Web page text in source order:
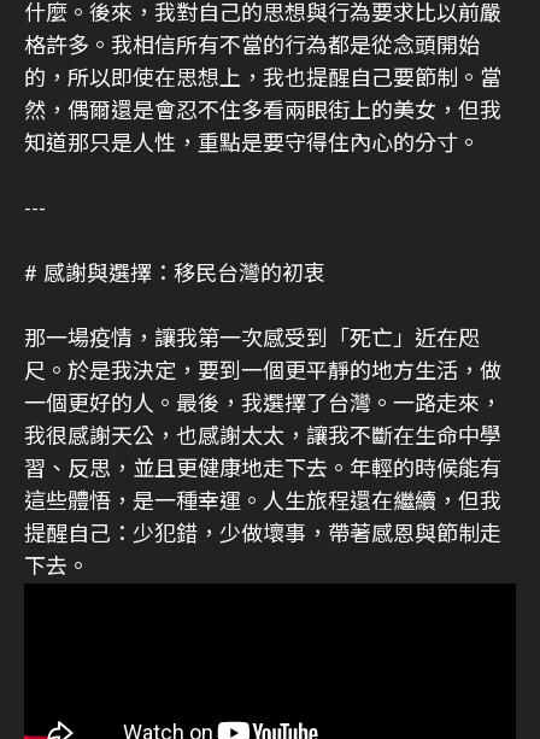
什麼。後來，我對自己的思想與行為要求比以前嚴
格許多。我相信所有不當的行為都是從念頭開始
的，所以即使在思想上，我也提醒自己要節制。當
然，偶爾還是會忍不住多看兩眼街上的美女，但我
知道那只是人性，重點是要守得住內心的分寸。
---
# 感謝與選擇：移民台灣的初衷
那一場疫情，讓我第一次感受到「死亡」近在咫
尺。於是我決定，要到一個更平靜的地方生活，做
一個更好的人。最後，我選擇了台灣。一路走來，
我很感謝天公，也感謝太太，讓我不斷在生命中學
習、反思，並且更健康地走下去。年輕的時候能有
這些體悟，是一種幸運。人生旅程還在繼續，但我
提醒自己：少犯錯，少做壞事，帶著感恩與節制走
下去。